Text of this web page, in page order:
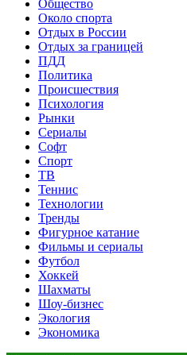
Общество
Около спорта
Отдых в России
Отдых за границей
ПДД
Политика
Происшествия
Психология
Рынки
Сериалы
Софт
Спорт
ТВ
Теннис
Технологии
Тренды
Фигурное катание
Фильмы и сериалы
Футбол
Хоккей
Шахматы
Шоу-бизнес
Экология
Экономика